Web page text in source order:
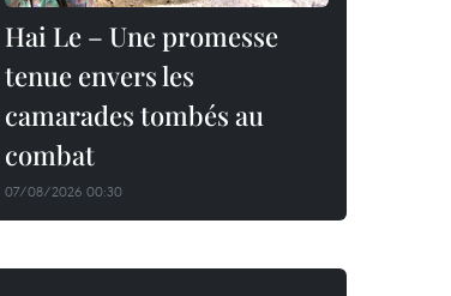
Hai Le – Une promesse
tenue envers les
camarades tombés au
combat
07/08/2026 00:30